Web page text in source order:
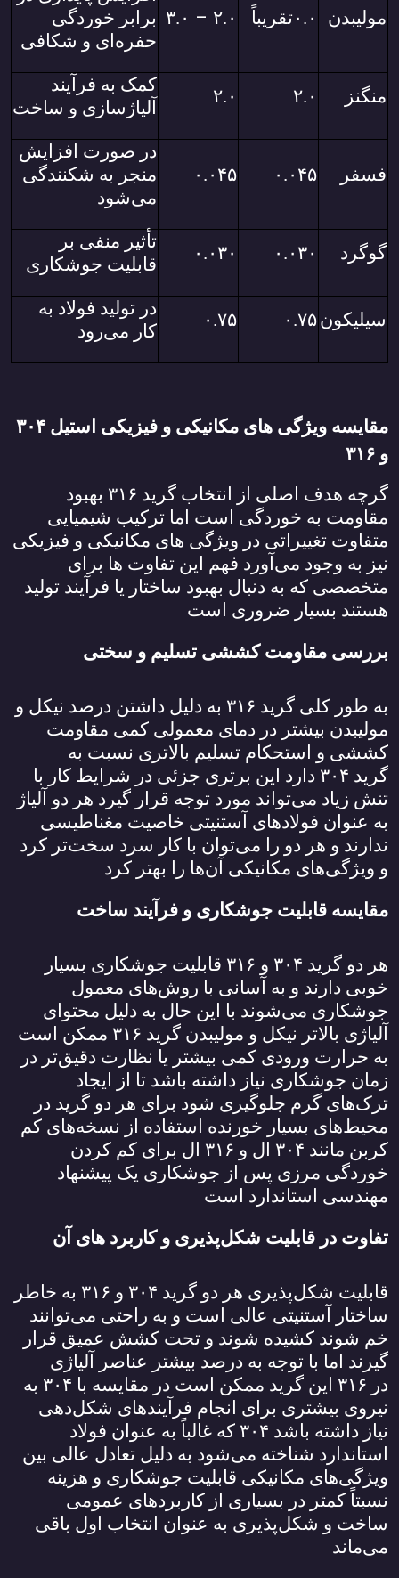
مولیبدن ۰.۰تقریباً ۲.۰ – ۳.۰ برابر خوردگی
حفره‌ای و شکافی
منگنز ۲.۰ ۲.۰
کمک به فرآیند
آلیاژسازی و ساخت
فسفر ۰.۰۴۵ ۰.۰۴۵
در صورت افزایش
منجر به شکنندگی
می‌شود
گوگرد ۰.۰۳۰ ۰.۰۳۰
تأثیر منفی بر
قابلیت جوشکاری
سیلیکون۰.۷۵ ۰.۷۵
در تولید فولاد به
کار می‌رود
مقایسه ویژگی‌ های مکانیکی و فیزیکی استیل ۳۰۴
و ۳۱۶
گرچه هدف اصلی از انتخاب گرید ۳۱۶ بهبود
مقاومت به خوردگی است اما ترکیب شیمیایی
متفاوت تغییراتی در ویژگی ‌های مکانیکی و فیزیکی
نیز به وجود می‌آورد فهم این تفاوت‌ ها برای
متخصصی که به دنبال بهبود ساختار یا فرآیند تولید
هستند بسیار ضروری است
بررسی مقاومت کششی تسلیم و سختی
به طور کلی گرید ۳۱۶ به دلیل داشتن درصد نیکل و
مولیبدن بیشتر در دمای معمولی کمی مقاومت
کششی و استحکام تسلیم بالاتری نسبت به
گرید ۳۰۴ دارد این برتری جزئی در شرایط کار با
تنش زیاد می‌تواند مورد توجه قرار گیرد هر دو آلیاژ
به عنوان فولادهای آستنیتی خاصیت مغناطیسی
ندارند و هر دو را می‌توان با کار سرد سخت‌تر کرد
و ویژگی‌های مکانیکی آن‌ها را بهتر کرد
مقایسه قابلیت جوشکاری و فرآیند ساخت
هر دو گرید ۳۰۴ و ۳۱۶ قابلیت جوشکاری بسیار
خوبی دارند و به آسانی با روش‌های معمول
جوشکاری می‌شوند با این حال به دلیل محتوای
آلیاژی بالاتر نیکل و مولیبدن گرید ۳۱۶ ممکن است
به حرارت ورودی کمی بیشتر یا نظارت دقیق‌تر در
زمان جوشکاری نیاز داشته باشد تا از ایجاد
ترک‌های گرم جلوگیری شود برای هر دو گرید در
محیط‌های بسیار خورنده استفاده از نسخه‌های کم
کربن مانند ۳۰۴ ال و ۳۱۶ ال برای کم کردن
خوردگی مرزی پس از جوشکاری یک پیشنهاد
مهندسی استاندارد است
تفاوت در قابلیت شکل‌پذیری و کاربرد های آن
قابلیت شکل‌پذیری هر دو گرید ۳۰۴ و ۳۱۶ به خاطر
ساختار آستنیتی عالی است و به راحتی می‌توانند
خم شوند کشیده شوند و تحت کشش عمیق قرار
گیرند اما با توجه به درصد بیشتر عناصر آلیاژی
در ۳۱۶ این گرید ممکن است در مقایسه با ۳۰۴ به
نیروی بیشتری برای انجام فرآیندهای شکل‌دهی
نیاز داشته باشد ۳۰۴ که غالباً به عنوان فولاد
استاندارد شناخته می‌شود به دلیل تعادل عالی بین
ویژگی‌های مکانیکی قابلیت جوشکاری و هزینه
نسبتاً کمتر در بسیاری از کاربردهای عمومی
ساخت و شکل‌پذیری به عنوان انتخاب اول باقی
می‌ماند